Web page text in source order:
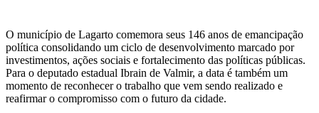
O município de Lagarto comemora seus 146 anos de emancipação
política consolidando um ciclo de desenvolvimento marcado por
investimentos, ações sociais e fortalecimento das políticas públicas.
Para o deputado estadual Ibrain de Valmir, a data é também um
momento de reconhecer o trabalho que vem sendo realizado e
reafirmar o compromisso com o futuro da cidade.